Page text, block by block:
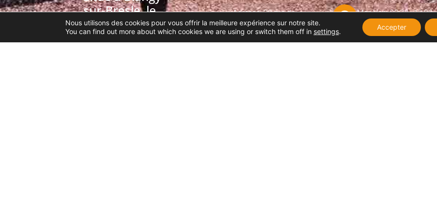
sur-Bresle, le
magasin
Bloquel Jean-
Adresse: 30 rue de
Neufchatel 76340 Blangy
sur Bresle
Mar-Ven: 08:30–12:00,
14:00–19:00
Nous utilisons des cookies pour vous offrir la meilleure expérience sur notre site.
You can find out more about which cookies we are using or switch them off in settings.
Accepter